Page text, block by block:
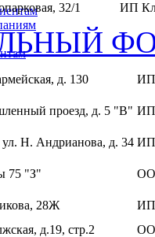
32/1 ИП
д. 130
проезд, д. 5 "В" ИП
ул. Н. Андрианова, д. 34 ИП
75 "З"
28Ж
ИП
д.19, стр.2